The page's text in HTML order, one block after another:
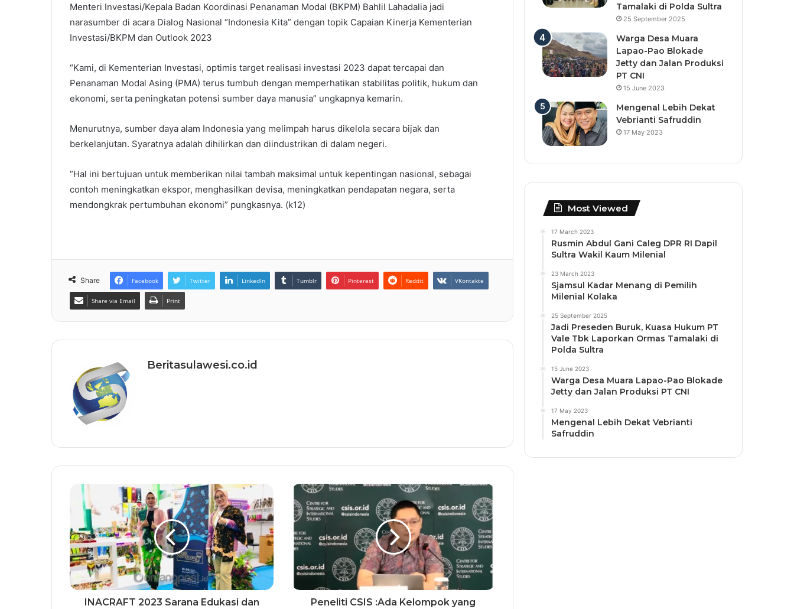
Menteri Investasi/Kepala Badan Koordinasi Penanaman Modal (BKPM) Bahlil Lahadalia jadi
narasumber di acara Dialog Nasional “Indonesia Kita” dengan topik Capaian Kinerja Kementerian
Investasi/BKPM dan Outlook 2023
“Kami, di Kementerian Investasi, optimis target realisasi investasi 2023 dapat tercapai dan
Penanaman Modal Asing (PMA) terus tumbuh dengan memperhatikan stabilitas politik, hukum dan
ekonomi, serta peningkatan potensi sumber daya manusia” ungkapnya kemarin.
Menurutnya, sumber daya alam Indonesia yang melimpah harus dikelola secara bijak dan
berkelanjutan. Syaratnya adalah dihilirkan dan diindustrikan di dalam negeri.
”Hal ini bertujuan untuk memberikan nilai tambah maksimal untuk kepentingan nasional, sebagai
contoh meningkatkan ekspor, menghasilkan devisa, meningkatkan pendapatan negara, serta
mendongkrak pertumbuhan ekonomi” pungkasnya. (k12)
Share Facebook Twitter LinkedIn Tumblr Pinterest Reddit VKontakte
Share via Email Print
Beritasulawesi.co.id
INACRAFT 2023 Sarana Edukasi dan
Peneliti CSIS :Ada Kelompok yang
Tamalaki di Polda Sultra
25 September 2025
Warga Desa Muara
Lapao-Pao Blokade
Jetty dan Jalan Produksi
PT CNI
15 June 2023
Mengenal Lebih Dekat
Vebrianti Safruddin
17 May 2023
Most Viewed
17 March 2023
Rusmin Abdul Gani Caleg DPR RI Dapil
Sultra Wakil Kaum Milenial
23 March 2023
Sjamsul Kadar Menang di Pemilih
Milenial Kolaka
25 September 2025
Jadi Preseden Buruk, Kuasa Hukum PT
Vale Tbk Laporkan Ormas Tamalaki di
Polda Sultra
15 June 2023
Warga Desa Muara Lapao-Pao Blokade
Jetty dan Jalan Produksi PT CNI
17 May 2023
Mengenal Lebih Dekat Vebrianti
Safruddin